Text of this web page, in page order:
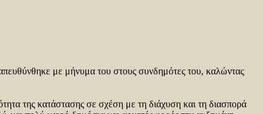
με μήνυμα του στους συνδημότες του, καλώντας
της κατάστασης σε σχέση με τη διάχυση και τη διασπορά